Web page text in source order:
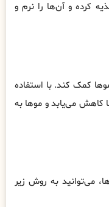
کرده و آن‌ها را نرم و
کمک کند. با استفاده
کاهش می‌یابد و موها به
می‌توانید به روش زیر